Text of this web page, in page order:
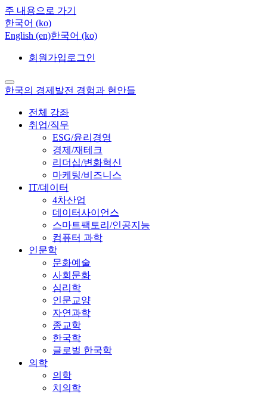
주 내용으로 가기
한국어 ‎(ko)‎
English ‎(en)‎한국어 ‎(ko)‎
회원가입 로그인
한국의 경제발전 경험과 현안들
전체 강좌
취업/직무
ESG/윤리경영
경제/재테크
리더십/변화혁신
마케팅/비즈니스
IT/데이터
4차산업
데이터사이언스
스마트팩토리/인공지능
컴퓨터 과학
인문학
문화예술
사회문화
심리학
인문교양
자연과학
종교학
한국학
글로벌 한국학
의학
의학
치의학